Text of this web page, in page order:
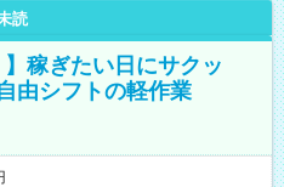
読
】稼ぎたい日にサクッ
由シフトの軽作業